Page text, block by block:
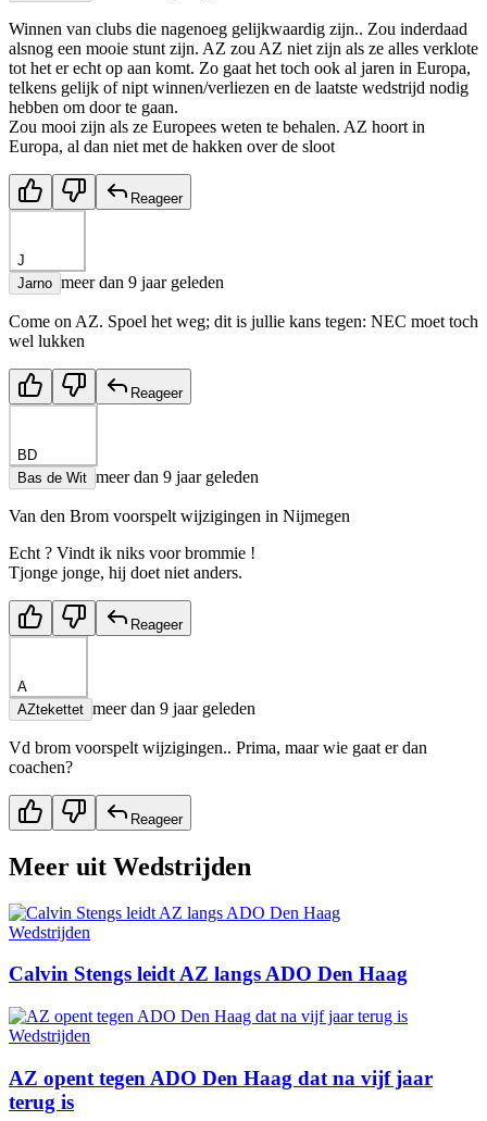
Winnen van clubs die nagenoeg gelijkwaardig zijn.. Zou inderdaad
alsnog een mooie stunt zijn. AZ zou AZ niet zijn als ze alles verklote
tot het er echt op aan komt. Zo gaat het toch ook al jaren in Europa,
telkens gelijk of nipt winnen/verliezen en de laatste wedstrijd nodig
hebben om door te gaan.
Zou mooi zijn als ze Europees weten te behalen. AZ hoort in
Europa, al dan niet met de hakken over de sloot
Reageer
J
Jarno meer dan 9 jaar geleden
Come on AZ. Spoel het weg; dit is jullie kans tegen: NEC moet toch
wel lukken
Reageer
BD
Bas de Wit meer dan 9 jaar geleden
Van den Brom voorspelt wijzigingen in Nijmegen
Echt ? Vindt ik niks voor brommie !
Tjonge jonge, hij doet niet anders.
Reageer
A
AZtekettet meer dan 9 jaar geleden
Vd brom voorspelt wijzigingen.. Prima, maar wie gaat er dan
coachen?
Reageer
Meer uit Wedstrijden
Wedstrijden
Calvin Stengs leidt AZ langs ADO Den Haag
Wedstrijden
AZ opent tegen ADO Den Haag dat na vijf jaar
terug is